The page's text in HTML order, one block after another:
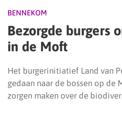
BENNEKOM
Bezorgde burgers
in de Moft
Het burgerinitiatief Land van
gedaan naar de bossen op de
zorgen maken over de